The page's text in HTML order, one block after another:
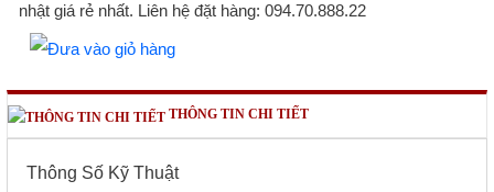
nhật giá rẻ nhất. Liên hệ đặt hàng: 094.70.888.22
THÔNG TIN CHI TIẾT
Thông Số Kỹ Thuật